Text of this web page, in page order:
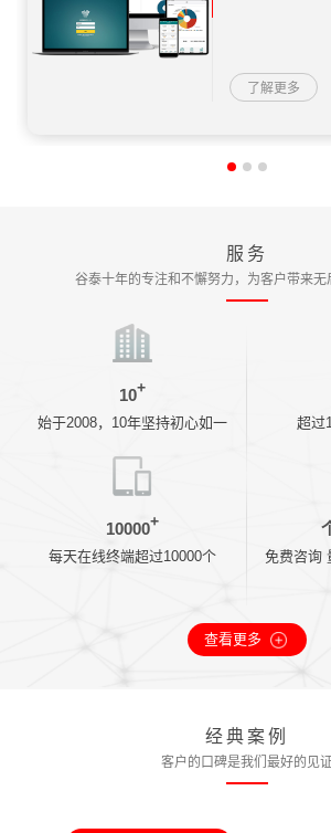
了解更多
服务
谷泰十年的专注和不懈努力，为客户带来无
10+
始于2008，10年坚持初心如一 超过
10000+
每天在线终端超过10000个
免费咨询
查看更多
经典案例
客户的口碑是我们最好的见证